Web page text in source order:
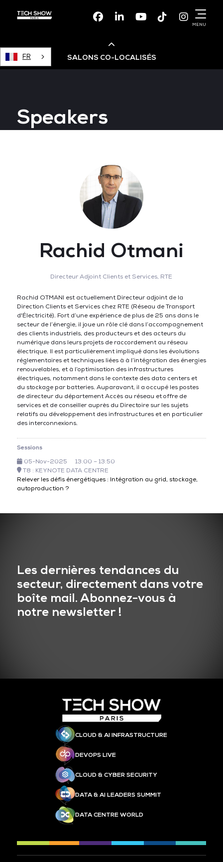
FacebookLinkedinYoutubeTikTok
MENU
FR SALONS CO-LOCALISÉS
Devops Live
Data & AI Leaders Summit
Speakers
Rachid Otmani
Directeur Adjoint Clients et Services, RTE
Rachid OTMANI est actuellement Directeur adjoint de la
Direction Clients et Services chez RTE (Réseau de Transport
d'Électricité). Fort d’une expérience de plus de 25 ans dans le
secteur de l’énergie, il joue un rôle clé dans l’accompagnement
des clients industriels, des producteurs et des acteurs du
numérique dans leurs projets de raccordement au réseau
électrique. Il est particulièrement impliqué dans les évolutions
réglementaires et techniques liées à à l’intégration des énergies
renouvelables, et à l’optimisation des infrastructures
électriques, notamment dans le contexte des data centers et
du stockage par batteries. Auparavant, il a occupé les postes
de directeur du département Accès au réseau et offre de
services et de conseiller auprès du Directoire sur les sujets
relatifs au développement des infrastructures et en particulier
des interconnexions.
Sessions
05-Nov-2025
13:00 – 13:50
T8 : KEYNOTE DATA CENTRE
Relever les défis énergétiques : Intégration au grid, stockage,
autoproduction ?
Les dernières tendances du
secteur, directement dans votre
boîte mail. Abonnez-vous à
notre newsletter !
CLOUD & AI INFRASTRUCTURE
DEVOPS LIVE
CLOUD & CYBER SECURITY
DATA & AI LEADERS SUMMIT
DATA CENTRE WORLD